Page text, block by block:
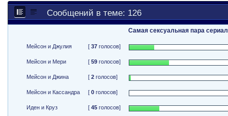
Сообщений в теме: 126
Самая сексуальная пара
Мейсон и Джулия [ 37голосов]
Мейсон и Мери [ 59голосов]
Мейсон и Джина [ 2голосов]
Мейсон и Кассандра [ 0голосов]
Иден и Круз [ 45голосов]